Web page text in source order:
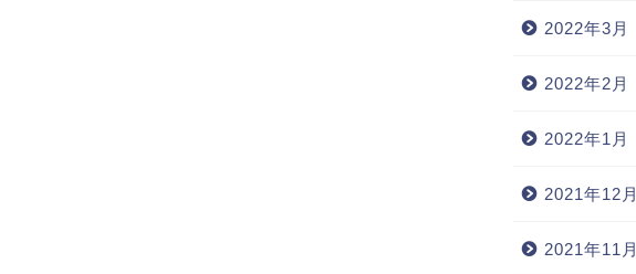
2022年3月
2022年2月
2022年1月
2021年12月
2021年11月